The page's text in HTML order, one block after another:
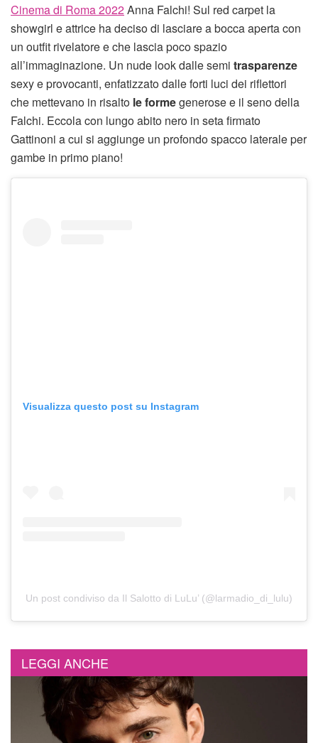
Cinema di Roma 2022Anna Falchi! Sul red carpet la
showgirl e attrice ha deciso di lasciare a bocca aperta con
un outfit rivelatore e che lascia poco spazio
all’immaginazione. Un nude look dalle semi trasparenze
sexy e provocanti, enfatizzato dalle forti luci dei riflettori
che mettevano in risalto le formegenerose e il seno della
Falchi. Eccola con lungo abito nero in seta firmato
Gattinoni a cui si aggiunge un profondo spacco laterale per
gambe in primo piano!
Visualizza questo post su Instagram
Un post condiviso da Il Salotto di LuLu’ (@larmadio_di_lulu)
LEGGI ANCHE